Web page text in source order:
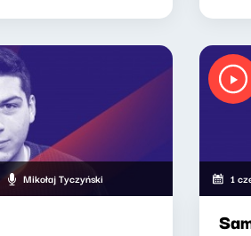
Mikołaj Tyczyński 1